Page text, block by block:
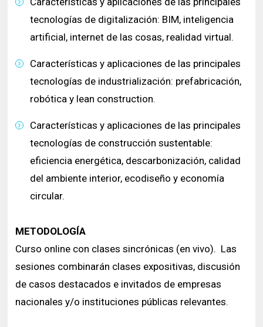
tecnologías de digitalización: BIM, inteligencia
artificial, internet de las cosas, realidad virtual.
Características y aplicaciones de las principales
tecnologías de industrialización: prefabricación,
robótica y lean construction.
Características y aplicaciones de las principales
tecnologías de construcción sustentable:
eficiencia energética, descarbonización, calidad
del ambiente interior, ecodiseño y economía
circular.
METODOLOGÍA
Curso online con clases sincrónicas (en vivo). Las
sesiones combinarán clases expositivas, discusión
de casos destacados e invitados de empresas
nacionales y/o instituciones públicas relevantes.